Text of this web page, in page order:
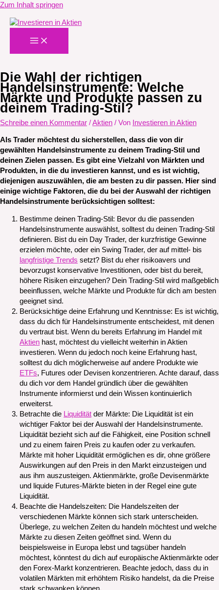
Zum Inhalt springen
Die Wahl der richtigen
Handelsinstrumente: Welche
Märkte und Produkte passen zu
deinem Trading-Stil?
Schreibe einen Kommentar /Aktien / Von Investieren in Aktien
Als Trader möchtest du sicherstellen, dass die von dir
gewählten Handelsinstrumente zu deinem Trading-Stil und
deinen Zielen passen. Es gibt eine Vielzahl von Märkten und
Produkten, in die du investieren kannst, und es ist wichtig,
diejenigen auszuwählen, die am besten zu dir passen. Hier sind
einige wichtige Faktoren, die du bei der Auswahl der richtigen
Handelsinstrumente berücksichtigen solltest:
Bestimme deinen Trading-Stil: Bevor du die passenden
Handelsinstrumente auswählst, solltest du deinen Trading-Stil
definieren. Bist du ein Day Trader, der kurzfristige Gewinne
erzielen möchte, oder ein Swing Trader, der auf mittel- bis
langfristige Trends setzt? Bist du eher risikoavers und
bevorzugst konservative Investitionen, oder bist du bereit,
höhere Risiken einzugehen? Dein Trading-Stil wird maßgeblich
beeinflussen, welche Märkte und Produkte für dich am besten
geeignet sind.
Berücksichtige deine Erfahrung und Kenntnisse: Es ist wichtig,
dass du dich für Handelsinstrumente entscheidest, mit denen
du vertraut bist. Wenn du bereits Erfahrung im Handel mit
Aktien hast, möchtest du vielleicht weiterhin in Aktien
investieren. Wenn du jedoch noch keine Erfahrung hast,
solltest du dich möglicherweise auf andere Produkte wie
ETFs, Futures oder Devisen konzentrieren. Achte darauf, dass
du dich vor dem Handel gründlich über die gewählten
Instrumente informierst und dein Wissen kontinuierlich
erweiterst.
Betrachte die Liquidität der Märkte: Die Liquidität ist ein
wichtiger Faktor bei der Auswahl der Handelsinstrumente.
Liquidität bezieht sich auf die Fähigkeit, eine Position schnell
und zu einem fairen Preis zu kaufen oder zu verkaufen.
Märkte mit hoher Liquidität ermöglichen es dir, ohne größere
Auswirkungen auf den Preis in den Markt einzusteigen und
aus ihm auszusteigen. Aktienmärkte, große Devisenmärkte
und liquide Futures-Märkte bieten in der Regel eine gute
Liquidität.
Beachte die Handelszeiten: Die Handelszeiten der
verschiedenen Märkte können sich stark unterscheiden.
Überlege, zu welchen Zeiten du handeln möchtest und welche
Märkte zu diesen Zeiten geöffnet sind. Wenn du
beispielsweise in Europa lebst und tagsüber handeln
möchtest, könntest du dich auf europäische Aktienmärkte oder
den Forex-Markt konzentrieren. Beachte jedoch, dass du in
volatilen Märkten mit erhöhtem Risiko handelst, da die Preise